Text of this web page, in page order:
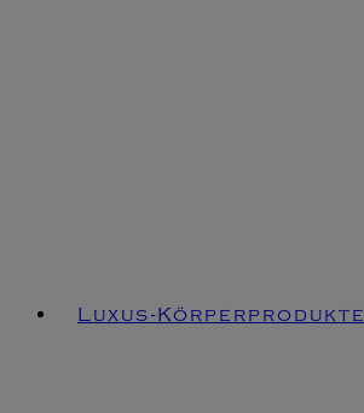
Luxus-Körperprodukte